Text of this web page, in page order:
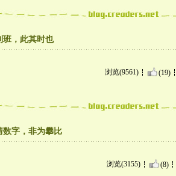
班，此其时也
浏览(9561) (19)
数字，非为攀比
浏览(3155) (8)